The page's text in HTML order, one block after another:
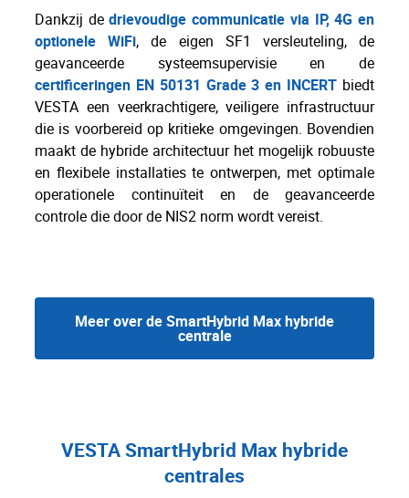
Dankzij dedrievoudige communicatie via IP, 4G en
optionele WiFi, de eigen SF1 versleuteling, de
geavanceerde systeemsupervisie en de
certificeringen EN 50131 Grade 3 en INCERT biedt
VESTA een veerkrachtigere, veiligere infrastructuur
die is voorbereid op kritieke omgevingen. Bovendien
maakt de hybride architectuur het mogelijk robuuste
en flexibele installaties te ontwerpen, met optimale
operationele continuïteit en de geavanceerde
controle die door de NIS2 norm wordt vereist.
Meer over de SmartHybrid Max hybride
centrale
VESTA SmartHybrid Max hybride
centrales